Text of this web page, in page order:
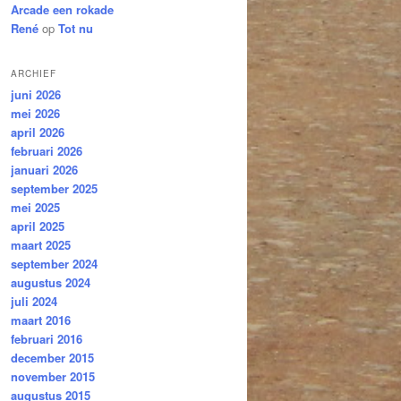
Arcade een rokade
René op Tot nu
ARCHIEF
juni 2026
mei 2026
april 2026
februari 2026
januari 2026
september 2025
mei 2025
april 2025
maart 2025
september 2024
augustus 2024
juli 2024
maart 2016
februari 2016
december 2015
november 2015
augustus 2015